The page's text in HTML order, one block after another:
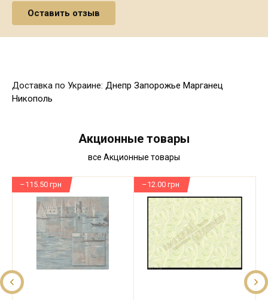
Доставка по Украине: Днепр Запорожье Марганец
Никополь
Акционные товары
все Акционные товары
–115.50 грн –12.00 грн